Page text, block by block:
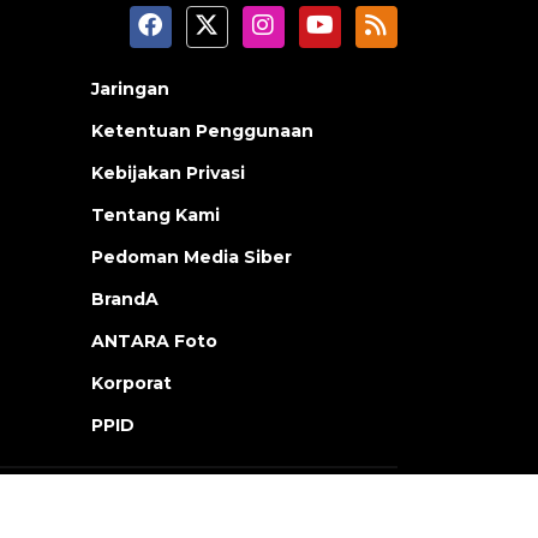
Jaringan
Ketentuan Penggunaan
Kebijakan Privasi
Tentang Kami
Pedoman Media Siber
BrandA
ANTARA Foto
Korporat
PPID